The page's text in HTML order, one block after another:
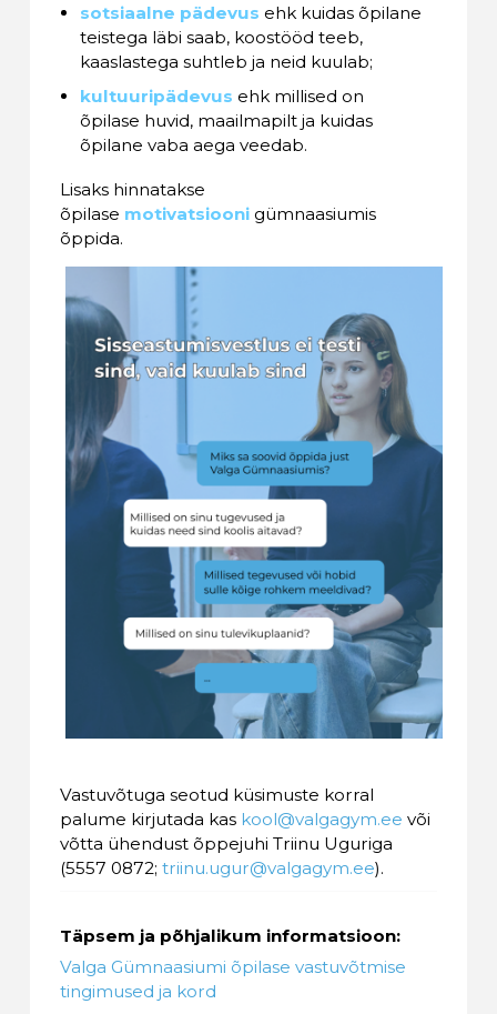
sotsiaalne pädevus ehk kuidas õpilane
teistega läbi saab, koostööd teeb,
kaaslastega suhtleb ja neid kuulab;
kultuuripädevus ehk millised on
õpilase huvid, maailmapilt ja kuidas
õpilane vaba aega veedab.
Lisaks hinnatakse
õpilase motivatsioonigümnaasiumis
õppida.
Vastuvõtuga seotud küsimuste korral
palume kirjutada kas kool@valgagym.ee või
võtta ühendust õppejuhi Triinu Uguriga
(5557 0872; triinu.ugur@valgagym.ee).
Täpsem ja põhjalikum informatsioon:
Valga Gümnaasiumi õpilase vastuvõtmise
tingimused ja kord